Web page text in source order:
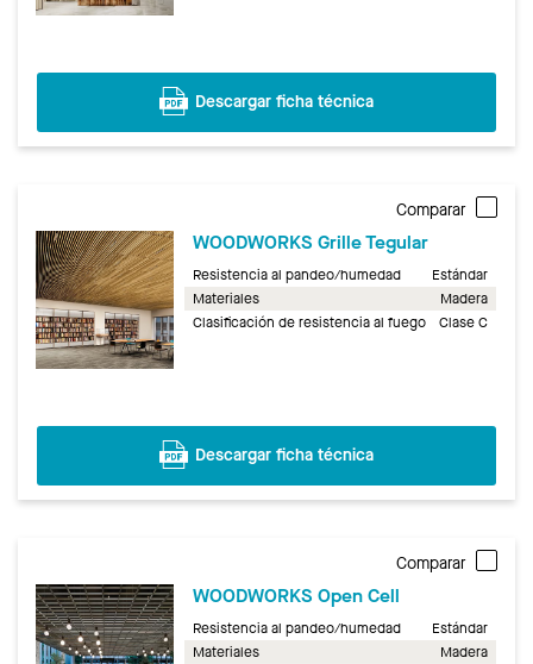
Descargar ficha técnica
Comparar
WOODWORKS Grille Tegular
Resistencia al pandeo/humedad
Estándar
Materiales
Madera
Clasificación de resistencia al fuego
Clase C
Descargar ficha técnica
Comparar
WOODWORKS Open Cell
Resistencia al pandeo/humedad
Estándar
Materiales
Madera